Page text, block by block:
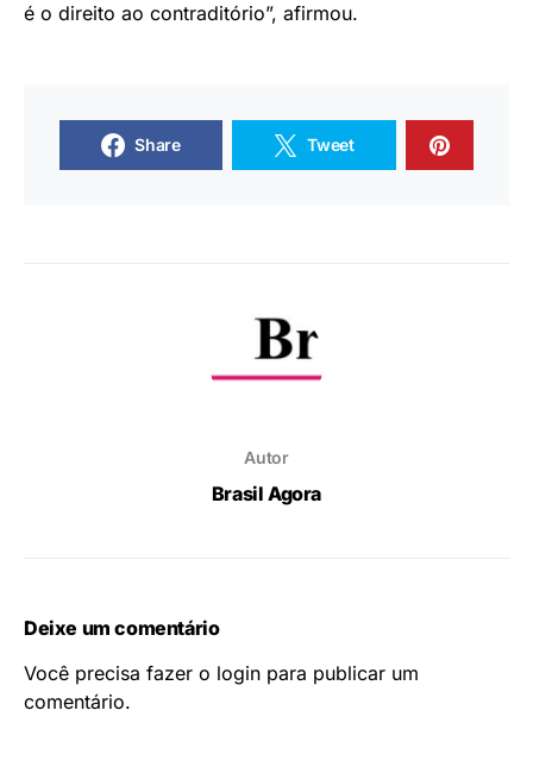
é o direito ao contraditório”, afirmou.
Share Tweet
Autor
Brasil Agora
Deixe um comentário
Você precisa fazer o login para publicar um
comentário.